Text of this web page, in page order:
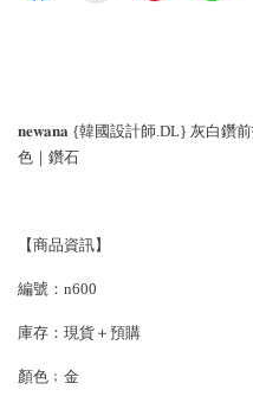
𝐧𝐞𝐰𝐚𝐧𝐚 {韓國設計師.DL} 灰白鑽
色｜鑽石
【商品資訊】
編號：n600
庫存：現貨＋預購
顏色﹔金